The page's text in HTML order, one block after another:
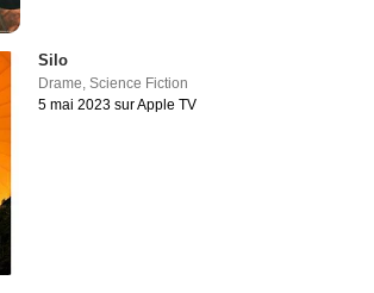
Silo
Drame,Science Fiction
5 mai 2023 sur Apple TV